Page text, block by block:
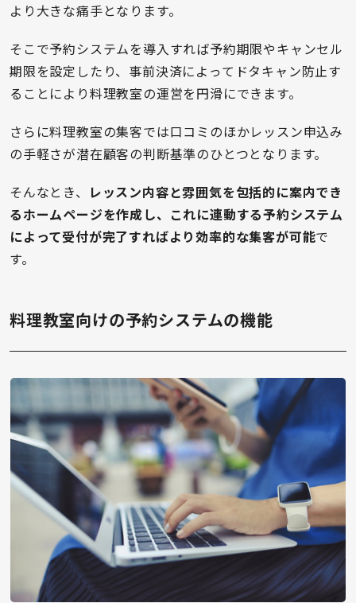
より大きな痛手となります。
そこで予約システムを導入すれば予約期限やキャンセル
期限を設定したり、事前決済によってドタキャン防止す
ることにより料理教室の運営を円滑にできます。
さらに料理教室の集客では口コミのほかレッスン申込み
の手軽さが潜在顧客の判断基準のひとつとなります。
そんなとき、 レッスン内容と雰囲気を包括的に案内でき
るホームページを作成し、これに連動する予約システム
によって受付が完了すればより効率的な集客が可能で
す。
料理教室向けの予約システムの機能